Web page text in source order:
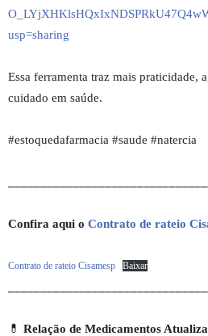
usp=sharing
Essa ferramenta traz mais praticidade,
cuidado em saúde.
#estoquedafarmacia #saude #natercia
Confira aqui o Contrato de rateio
Contrato de rateio Cisamesp Baixar
💊 Relação de Medicamentos